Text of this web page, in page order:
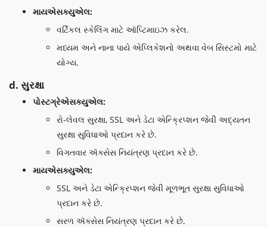
માયએસક્યુએલ:
વર્ટિકલ સ્કેલિંગ માટે ઑપ્ટિમાઇઝ કરેલ.
મધ્યમ અને નાના પાયે એપ્લિકેશનો અથવા વેબ સિસ્ટમો માટે
યોગ્ય.
d. સુરક્ષા
પોસ્ટગ્રેએસક્યુએલ:
રો-લેવલ સુરક્ષા, SSL અને ડેટા એન્ક્રિપ્શન જેવી અદ્યતન
સુરક્ષા સુવિધાઓ પ્રદાન કરે છે.
વિગતવાર ઍક્સેસ નિયંત્રણ પ્રદાન કરે છે.
માયએસક્યુએલ:
SSL અને ડેટા એન્ક્રિપ્શન જેવી મૂળભૂત સુરક્ષા સુવિધાઓ
પ્રદાન કરે છે.
સરળ ઍક્સેસ નિયંત્રણ પ્રદાન કરે છે.